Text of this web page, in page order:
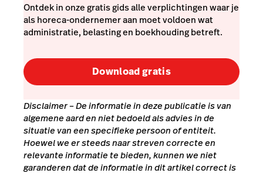
Ontdek in onze gratis gids alle verplichtingen waar je
als horeca-ondernemer aan moet voldoen wat
administratie, belasting en boekhouding betreft.
Download gratis
Disclaimer– De informatie in deze publicatie is van
algemene aard en niet bedoeld als advies in de
situatie van een specifieke persoon of entiteit.
Hoewel we er steeds naar streven correcte en
relevante informatie te bieden, kunnen we niet
garanderen dat de informatie in dit artikel correct is